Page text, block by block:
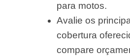
para motos.
Avalie os
cobertura
compare